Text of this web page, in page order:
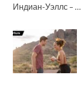
Индиан-Уэллс – …